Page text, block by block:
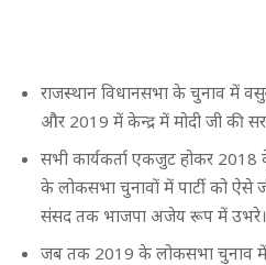
राजस्थान विधानसभा के चुनाव में
और 2019 में केन्द्र में मोदी जी की
सभी कार्यकर्ता एकजुट होकर
के लोकसभा चुनावों में पार्टी को
संसद तक भाजपा अजेय रूप में उभरे।
जब तक 2019 के लोकसभा चुनाव में